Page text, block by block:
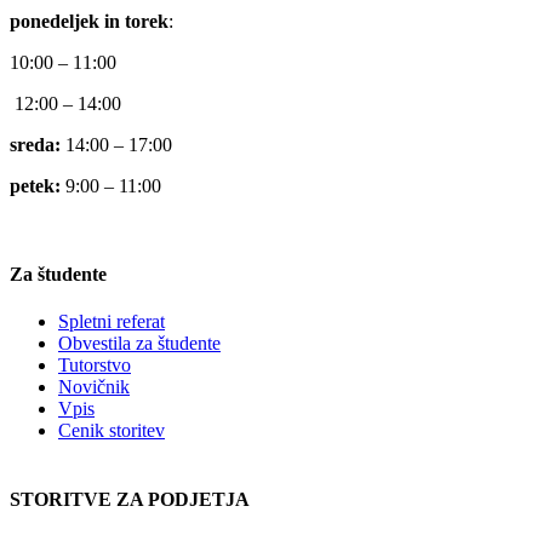
ponedeljek in torek:
10:00 – 11:00
12:00 – 14:00
sreda: 14:00 – 17:00
petek: 9:00 – 11:00
Za študente
Spletni referat
Obvestila za študente
Tutorstvo
Novičnik
Vpis
Cenik storitev
STORITVE ZA PODJETJA